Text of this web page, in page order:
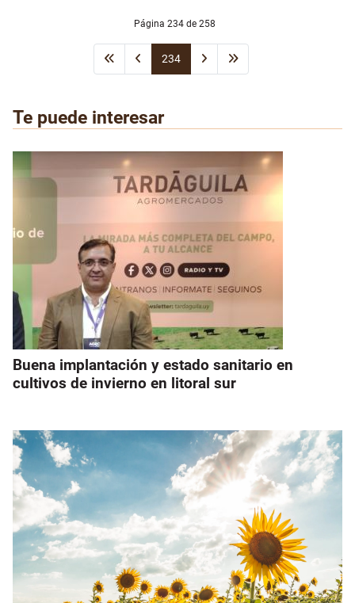
Página 234 de 258
234
Te puede interesar
Buena implantación y estado sanitario en
cultivos de invierno en litoral sur